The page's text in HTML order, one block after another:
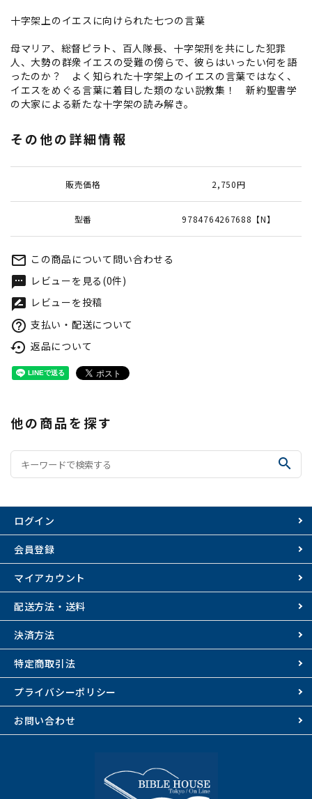
十字架上のイエスに向けられた七つの言葉
母マリア、総督ピラト、百人隊長、十字架刑を共にした犯罪
人、大勢の群衆――イエスの受難の傍らで、彼らはいったい何を語
ったのか？ よく知られた十字架上のイエスの言葉ではなく、
イエスをめぐる言葉に着目した類のない説教集！ 新約聖書学
の大家による新たな十字架の読み解き。
その他の詳細情報
販売価格 2,750円
型番 9784764267688【N】
mail_outline この商品について問い合わせる
textsms レビューを見る(0件)
rate_review レビューを投稿
help_outline 支払い・配送について
settings_backup_restore 返品について
他の商品を探す
search
ログイン
会員登録
マイアカウント
配送方法・送料
決済方法
特定商取引法
プライバシーポリシー
お問い合わせ